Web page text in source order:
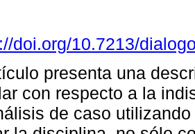
doi.org/10.7213/
presenta una
con respecto a la
de caso